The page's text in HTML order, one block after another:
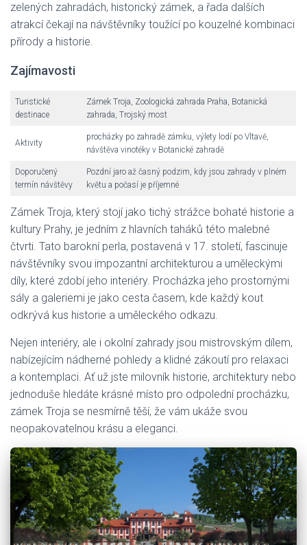
zelených zahradách, historický zámek, a řada dalších
atrakcí čekají na návštěvníky toužící po kouzelné kombinaci
přírody a historie.
Zajímavosti
Turistické
destinace
Zámek Troja, Zoologická zahrada Praha, Botanická
zahrada, Trojský most
Aktivity
procházky po zahradě zámku, výlety lodí po Vltavě,
návštěva vinotéky v Botanické zahradě
Doporučený
termín návštěvy
Pozdní jaro až časný podzim, kdy jsou zahrady v plném
květu a počasí je příjemné
Zámek Troja, který stojí jako tichý strážce bohaté historie a
kultury Prahy, je jedním z hlavních taháků této malebné
čtvrti. Tato barokní perla, postavená v 17. století, fascinuje
návštěvníky svou impozantní architekturou a uměleckými
díly, které zdobí jeho interiéry. Procházka jeho prostornými
sály a galeriemi je jako cesta časem, kde každý kout
odkrývá kus historie a uměleckého odkazu.
Nejen interiéry, ale i okolní zahrady jsou mistrovským dílem,
nabízejícím nádherné pohledy a klidné zákoutí pro relaxaci
a kontemplaci. Ať už jste milovník historie, architektury nebo
jednoduše hledáte krásné místo pro odpolední procházku,
zámek Troja se nesmírně těší, že vám ukáže svou
neopakovatelnou krásu a eleganci.